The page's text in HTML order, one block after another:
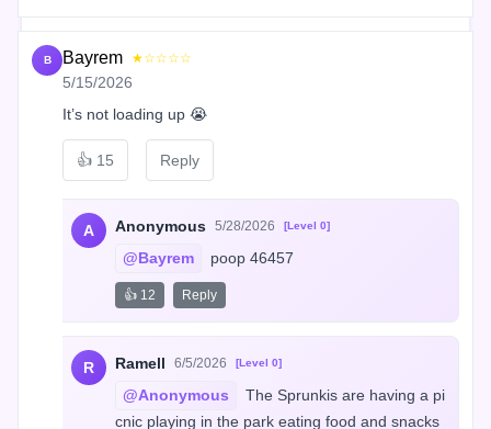
B Bayrem ★☆☆☆☆
5/15/2026
It’s not loading up 😭
👍 15 Reply
A Anonymous 5/28/2026 [Level 0]
@Bayrem poop 46457
👍 12 Reply
R Ramell 6/5/2026 [Level 0]
@Anonymous
The Sprunkis are having a pi
cnic playing in the park eating food and snacks